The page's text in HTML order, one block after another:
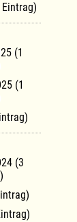
(1
(1
(3